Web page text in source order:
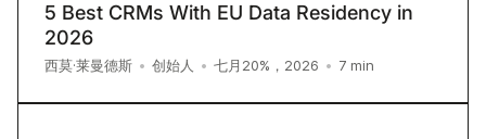
5 Best CRMs With EU Data Residency in
2026
西莫·莱曼德斯 • 创始人 • 七月20%，2026 • 7 min